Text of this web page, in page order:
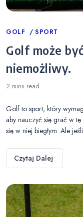
Categories
GOLF SPORT
Golf może
niemożliwy.
2 mins read
Golf to sport, który
aby nauczyć się grać w
się w niej biegłym. Ale
Czytaj Dalej